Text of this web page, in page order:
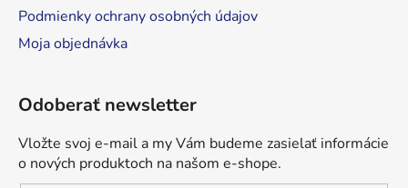
Podmienky ochrany osobných údajov
Moja objednávka
Odoberať newsletter
Vložte svoj e-mail a my Vám budeme zasielať informácie
o nových produktoch na našom e-shope.